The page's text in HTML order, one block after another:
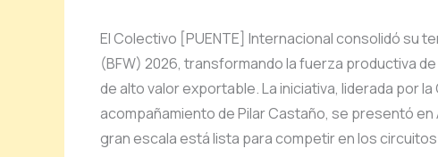
El Colectivo [PUENTE] Internacional consolidó su
(BFW) 2026, transformando la fuerza productiva
de alto valor exportable. La iniciativa, liderada por
acompañamiento de Pilar Castaño, se presentó
gran escala está lista para competir en los circuitos